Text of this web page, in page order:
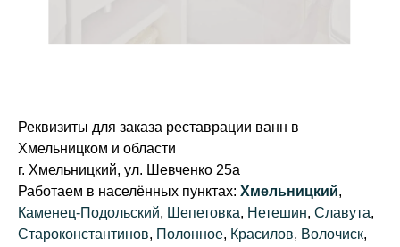
Реквизиты для заказа реставрации ванн в
Хмельницком и области
г. Хмельницкий, ул. Шевченко 25а
Работаем в населённых пунктах: Хмельницкий,
Каменец-Подольский, Шепетовка, Нетешин, Славута,
Староконстантинов, Полонное, Красилов, Волочиск,